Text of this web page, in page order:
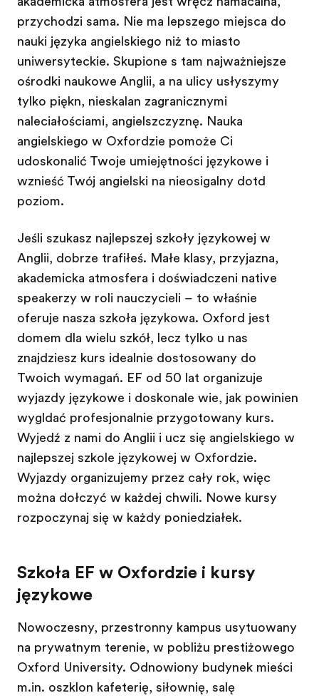
przychodzi sama. Nie ma lepszego miejsca do
nauki języka angielskiego niż to miasto
uniwersyteckie. Skupione są tam najważniejsze
ośrodki naukowe Anglii, a na ulicy usłyszymy
tylko piękną, nieskalaną zagranicznymi
naleciałościami, angielszczyznę. Nauka
angielskiego w Oxfordzie pomoże Ci
udoskonalić Twoje umiejętności językowe i
wznieść Twój angielski na nieosiągalny dotąd
poziom.
Jeśli szukasz najlepszej szkoły językowej w
Anglii, dobrze trafiłeś. Małe klasy, przyjazna,
akademicka atmosfera i doświadczeni native
speakerzy w roli nauczycieli – to właśnie
oferuje nasza szkoła językowa. Oxford jest
domem dla wielu szkół, lecz tylko u nas
znajdziesz kurs idealnie dostosowany do
Twoich wymagań. EF od 50 lat organizuje
wyjazdy językowe i doskonale wie, jak powinien
wyglądać profesjonalnie przygotowany kurs.
Wyjedź z nami do Anglii i ucz się angielskiego w
najlepszej szkole językowej w Oxfordzie.
Wyjazdy organizujemy przez cały rok, więc
można dołączyć w każdej chwili. Nowe kursy
rozpoczynają się w każdy poniedziałek.
Szkoła EF w Oxfordzie i kursy
językowe
Nowoczesny, przestronny kampus usytuowany
na prywatnym terenie, w pobliżu prestiżowego
Oxford University. Odnowiony budynek mieści
m.in. oszkloną kafeterię, siłownię, salę